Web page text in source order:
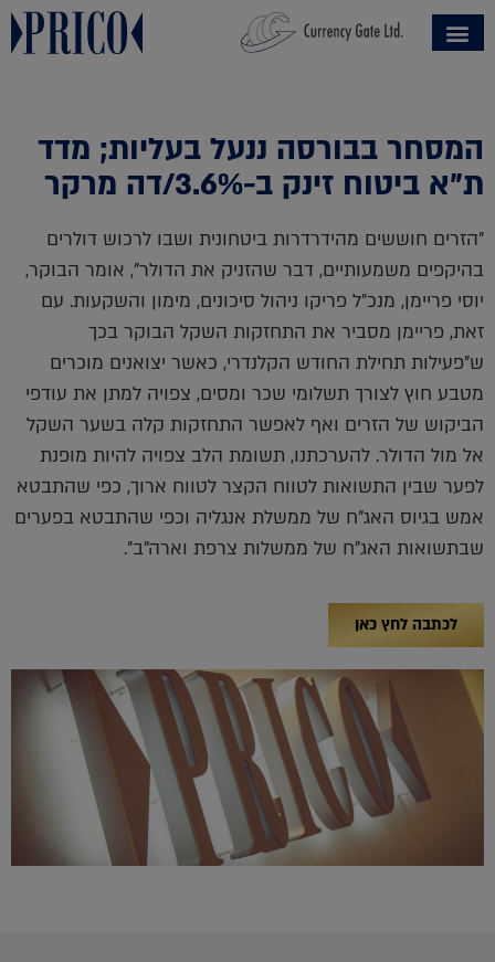
המסחר בבורסה ננעל בעליות; מדד
ת"א ביטוח זינק ב-3.6%/דה מרקר
"הזרים חוששים מהידרדרות ביטחונית ושבו לרכוש דולרים
בהיקפים משמעותיים, דבר שהזניק את הדולר", אומר הבוקר,
יוסי פריימן, מנכ"ל פריקו ניהול סיכונים, מימון והשקעות. עם
זאת, פריימן מסביר את התחזקות השקל הבוקר בכך
ש"פעילות תחילת החודש הקלנדרי, כאשר יצואנים מוכרים
מטבע חוץ לצורך תשלומי שכר ומסים, צפויה למתן את עודפי
הביקוש של הזרים ואף לאפשר התחזקות קלה בשער השקל
אל מול הדולר. להערכתנו, תשומת הלב צפויה להיות מופנת
לפער שבין התשואות לטווח הקצר לטווח ארוך, כפי שהתבטא
אמש בגיוס האג"ח של ממשלת אנגליה וכפי שהתבטא בפערים
שבתשואות האג"ח של ממשלות צרפת וארה"ב".
לכתבה לחץ כאן